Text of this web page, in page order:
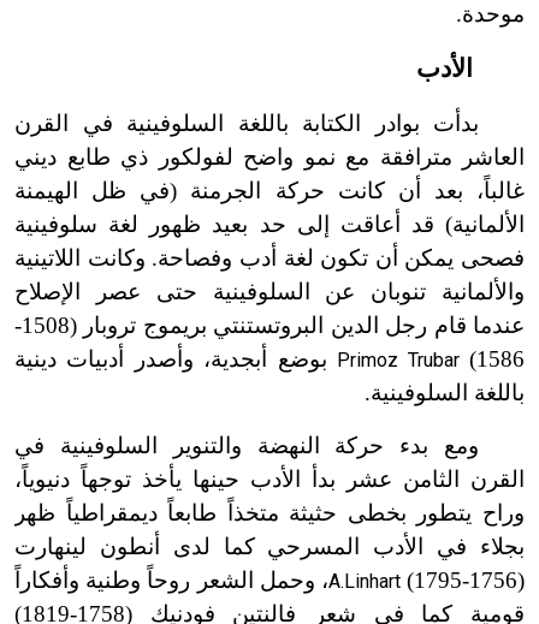
موحدة.
الأدب
بدأت بوادر الكتابة باللغة السلوفينية في القرن
العاشر مترافقة مع نمو واضح لفولكور ذي طابع ديني
غالباً، بعد أن كانت حركة الجرمنة (في ظل الهيمنة
الألمانية) قد أعاقت إلى حد بعيد ظهور لغة سلوفينية
فصحى يمكن أن تكون لغة أدب وفصاحة. وكانت اللاتينية
والألمانية تنوبان عن السلوفينية حتى عصر الإصلاح
عندما قام رجل الدين البروتستنتي بريموج تروبار (1508-
1586)
Primoz Trubar
بوضع أبجدية، وأصدر أدبيات دينية
باللغة السلوفينية.
ومع بدء حركة النهضة والتنوير السلوفينية في
القرن الثامن عشر بدأ الأدب حينها يأخذ توجهاً دنيوياً،
وراح يتطور بخطى حثيثة متخذاً طابعاً ديمقراطياً ظهر
بجلاء في الأدب المسرحي كما لدى أنطون لينهارت
(1756-1795)
A.Linhart، وحمل الشعر روحاً وطنية وأفكاراً
قومية كما في شعر فالنتين فودنيك (1758-1819)